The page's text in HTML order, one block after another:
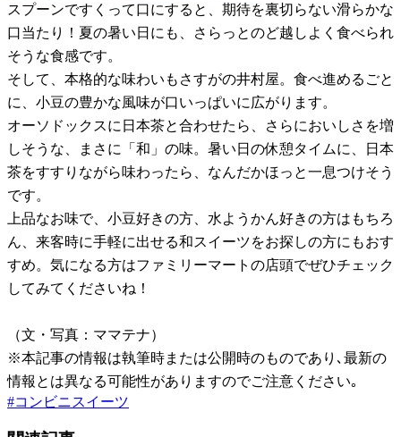
スプーンですくって口にすると、期待を裏切らない滑らかな
口当たり！夏の暑い日にも、さらっとのど越しよく食べられ
そうな食感です。
そして、本格的な味わいもさすがの井村屋。食べ進めるごと
に、小豆の豊かな風味が口いっぱいに広がります。
オーソドックスに日本茶と合わせたら、さらにおいしさを増
しそうな、まさに「和」の味。 暑い日の休憩タイムに、日本
茶をすすりながら味わったら
、なんだかほっと一息つけそう
です。
上品なお味で、小豆好きの方、水ようかん好きの方はもちろ
ん、来客時に手軽に出せる和スイーツをお探しの方にもおす
すめ。気になる方はファミリーマートの店頭でぜひチェック
してみてくださいね！
（文・写真：ママテナ）
※本記事の情報は執筆時または公開時のものであり､最新の
情報とは異なる可能性がありますのでご注意ください｡
#コンビニスイーツ